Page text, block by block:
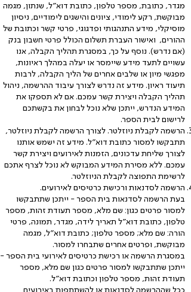
מגדר, כתובת, מספר טלפון, כתובת דוא"ל, שנתון, מגמה
מבוקשת, רקע לימודי, ציונים והישגים לימודיים, ניסיון
מוסיקלי, מידע התנהגותי ופדגוגי, פרטי קשר וכתובת של
ההורים, ואישור העברת תשלום הכולל פרטי חשבון בנק
(אם נדרש). נוסף על כך, במסגרת תהליך הקבלה, אנו
עשויים לתעד מידע שיימסר או יעלה במהלך ראיונות,
מפגשי מיון או שלבים אחרים של הליך הקבלה, לרבות
תיעוד ראיון. מידע זה נדרש לצורך עיבוד ההרשמה, ניהול
תהליך הקבלה ויצירת קשר עמכם. אם לא תספקו את
המידע הנדרש, ייתכן שלא נוכל לבחון את בקשתכם
לרישום לבית הספר.
הרשמה לקבלת ניוזלטר. לצורך הרשמה לקבלת ניוזלטר,
תתבקשו למסור כתובת דוא"ל. מידע זה ישמש אותנו
לצורך שליחת עדכונים, הזמנות לאירועים ויצירת קשר
עמכם. ללא מסירת המידע המבוקש לא נוכל לצרף אתכם
לרשימת התפוצה לקבלת הניוזלטר.
הרשמה לסדנאות ורכישת כרטיסים לאירועים.
בעת הרשמה לסדנאות בית הספר - ייתכן שתתבקשו
למסור פרטים כגון: שם מלא, מספר תעודת זהות, מספר
טלפון, כתובת דוא"ל תאריך לידה, מגדר, תמונה, פרטי
הורה: שם מלא; מספר טלפון; כתובת דוא"ל, מגמה
מבוקשת, ופרטים אחרים שתבחרו למסור.
במסגרת הרשמה או רכישת כרטיסים לאירועי בית הספר -
ייתכן שתתבקשו למסור פרטים כגון שם מלא, מספר
תעודת זהות, מספר טלפון וכתובת דוא"ל.
ככל שההרשמה לסדנאות או להשתתפות באירועים